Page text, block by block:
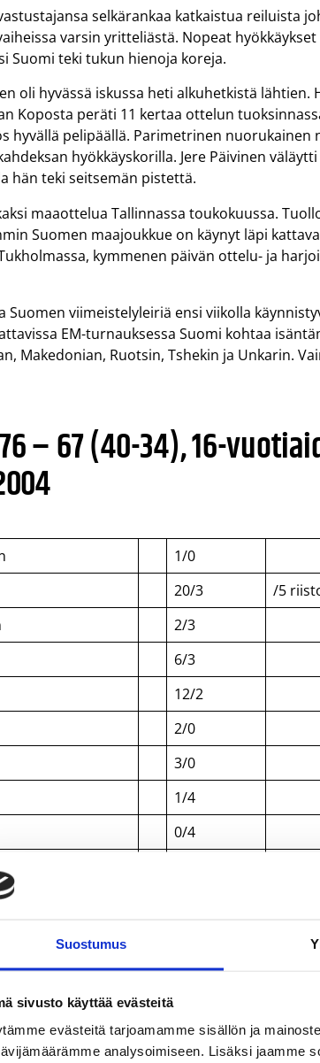
Suostumus
sivusto käyttää evästeitä
evästeitä tarjoamamme sisällön ja
analysoimiseen. Lisäksi jaamme
selkärankaa katkaistua reiluista
varsin yritteliästä. Nopeat
Suomi teki tukun hienoja koreja.
oli hyvässä iskussa heti alkuhetkistä lähtien.
Koposta peräti 11 kertaa ottelun
hyvällä pelipäällä. Parimetrinen nuorukainen
hyökkäyskorilla. Jere Päivinen
hän teki seitsemän pistettä.
maaottelua Tallinnassa toukokuussa.
Suomen maajoukkue on käynyt läpi
kymmenen päivän ottelu- ja
viimeistelyleiriä ensi viikolla
EM-turnauksessa Suomi kohtaa
Makedonian, Ruotsin, Tshekin ja Unkarin.
– 67 (40-34), 16-
1/0
20/3
/5
2/3
6/3
12/2
2/0
3/0
1/4
0/4
60,7 % (17/28), 2P 45,8 % (22/48), 3P 26,7 %
poikien_maajoukkueet/16-vuotiaat_pojat/